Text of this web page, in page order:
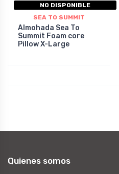
NO DISPONIBLE
SEA TO SUMMIT
Almohada Sea To
Summit Foam core
Pillow X-Large
Quienes somos